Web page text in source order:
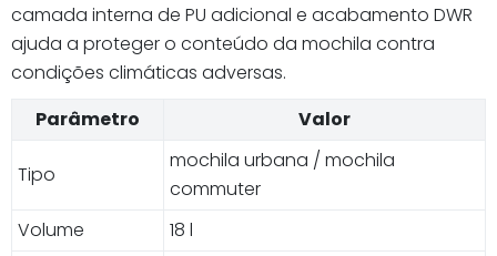
camada interna de PU adicional e acabamento DWR
ajuda a proteger o conteúdo da mochila contra
condições climáticas adversas.
Parâmetro
Valor
Tipo
mochila urbana / mochila
commuter
Volume
18 l